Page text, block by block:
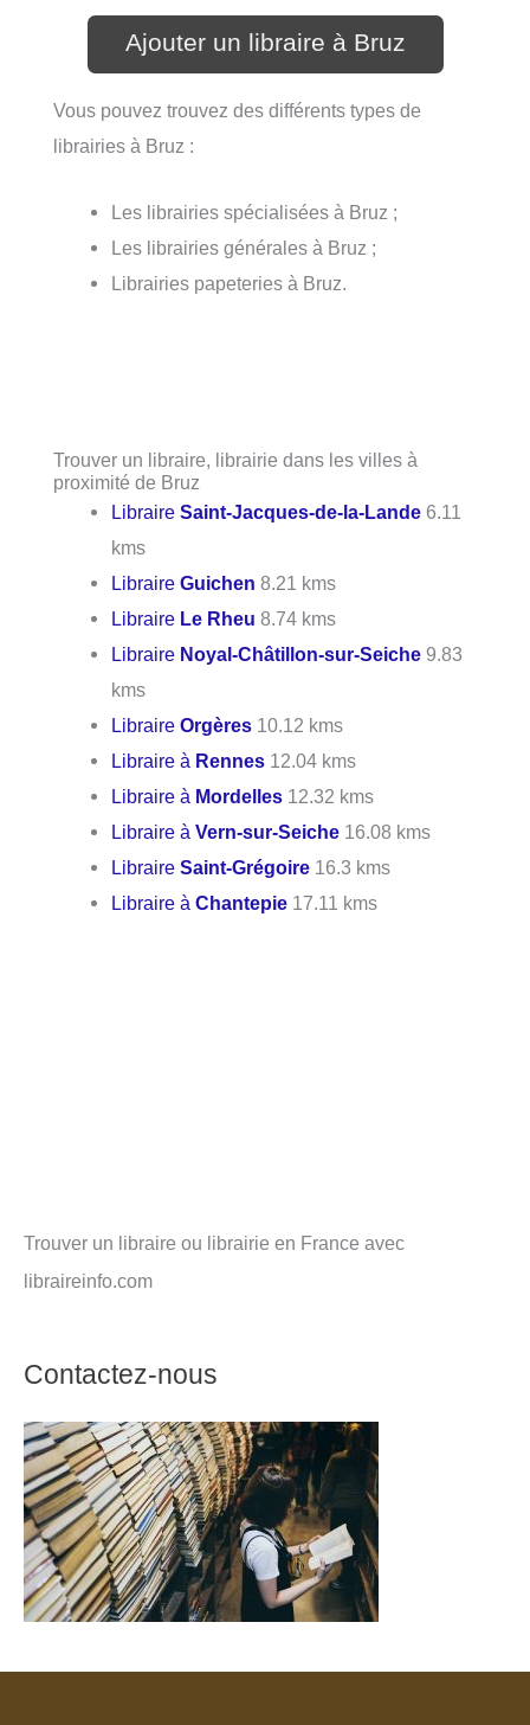
Ajouter un libraire à Bruz
Vous pouvez trouvez des différents types de
librairies à Bruz :
Les librairies spécialisées à Bruz ;
Les librairies générales à Bruz ;
Librairies papeteries à Bruz.
Trouver un libraire, librairie dans les villes à
proximité de Bruz
LibraireSaint-Jacques-de-la-Lande 6.11
kms
LibraireGuichen 8.21 kms
Libraire Le Rheu 8.74 kms
Libraire Noyal-Châtillon-sur-Seiche 9.83
kms
LibraireOrgères 10.12 kms
Libraire à Rennes 12.04 kms
Libraire à Mordelles 12.32 kms
Libraire àVern-sur-Seiche 16.08 kms
LibraireSaint-Grégoire 16.3 kms
Libraire àChantepie 17.11 kms
Trouver un libraire ou librairie en France avec
libraireinfo.com
Contactez-nous